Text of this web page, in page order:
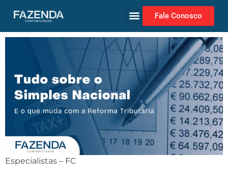
Fale Conosco
Especialistas – FC